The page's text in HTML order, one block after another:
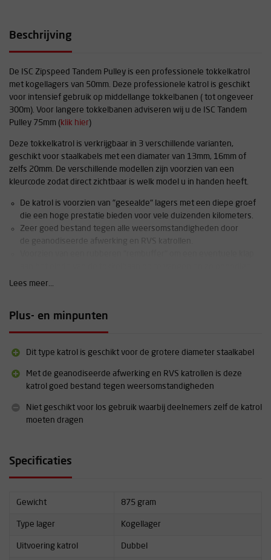
Beschrijving
De ISC Zipspeed Tandem Pulley is een professionele tokkelkatrol
met kogellagers van 50mm. Deze professionele katrol is geschikt
voor intensief gebruik op middellange tokkelbanen ( tot ongeveer
300m). Voor langere tokkelbanen adviseren wij u de ISC Tandem
Pulley 75mm (klik hier)
Deze tokkelkatrol is verkrijgbaar in 3 verschillende varianten,
geschikt voor staalkabels met een diamater van 13mm, 16mm of
zelfs 20mm. De verschillende modellen zijn voorzien van een
kleurcode zodat direct zichtbaar is welk model u in handen heeft.
De katrol is voorzien van "gesealde" lagers met een diepe groef
die een hoge prestatie bieden voor vele duizenden kilometers.
Zeer goed bestand tegen alle weersomstandigheden door
de geanodiseerde afwerking en RVS katrollen.
Voorzien van extra bevestigingspunten voor bijvoorbeeld een
tweede leeflijn
voor het bevestigen van één of twee handles
Materiaal katrolwielen: roestvrij staal
Let op: levertijden bij ISC zijn wat langer (gemiddeld 4-6 weken)
dan u van ons gewent bent
Bent u op zoek naar andere producten uit het
"Downloads"
Lees meer...
Plus- en minpunten
Dit type katrol is geschikt voor de grotere diameter staalkabel
Met de geanodiseerde afwerking en RVS katrollen is deze
katrol goed bestand tegen weersomstandigheden
Niet geschikt voor los gebruik waarbij deelnemers zelf de katrol
moeten dragen
Specificaties
Gewicht 875 gram
Type lager Kogellager
Uitvoering katrol Dubbel